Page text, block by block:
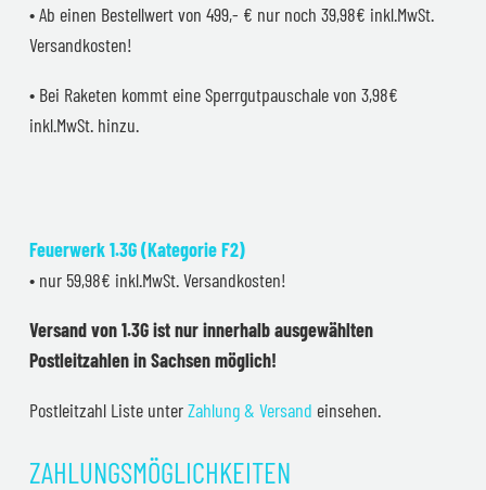
• Ab einen Bestellwert von 499,- € nur noch 39,98€ inkl.MwSt.
Versandkosten!
• Bei Raketen kommt eine Sperrgutpauschale von 3,98€
inkl.MwSt. hinzu.
Feuerwerk 1.3G (Kategorie F2)
• nur 59,98€ inkl.MwSt. Versandkosten!
Versand von 1.3G ist nur innerhalb ausgewählten
Postleitzahlen in Sachsen möglich!
Postleitzahl Liste unterZahlung & Versand einsehen.
ZAHLUNGSMÖGLICHKEITEN